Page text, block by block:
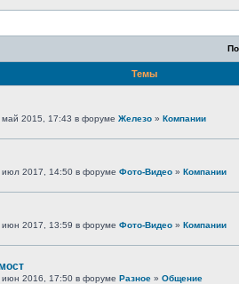
Темы
май 2015, 17:43 в форуме Железо » Компании
июл 2017, 14:50 в форуме Фото-Видео » Компании
июн 2017, 13:59 в форуме Фото-Видео » Компании
июн 2016, 17:50 в форуме Разное » Общение